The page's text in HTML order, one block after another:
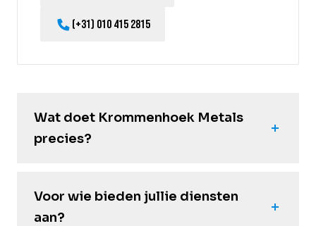
(+31) 010 415 2815
Wat doet Krommenhoek Metals
precies?
Voor wie bieden jullie diensten
aan?